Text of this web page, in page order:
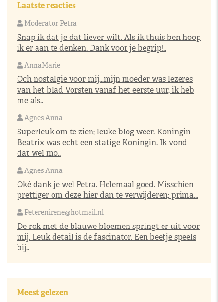
Laatste reacties
Moderator Petra
Snap ik dat je dat liever wilt. Als ik thuis ben hoop
ik er aan te denken. Dank voor je begrip!..
AnnaMarie
Och nostalgie voor mij…mijn moeder was lezeres
van het blad Vorsten vanaf het eerste uur, ik heb
me als..
Agnes Anna
Superleuk om te zien; leuke blog weer. Koningin
Beatrix was echt een statige Koningin. Ik vond
dat wel mo..
Agnes Anna
Oké dank je wel Petra. Helemaal goed. Misschien
prettiger om deze hier dan te verwijderen; prima...
Peterenirene@hotmail.nl
De rok met de blauwe bloemen springt er uit voor
mij. Leuk detail is de fascinator. Een beetje speels
bij..
Meest gelezen